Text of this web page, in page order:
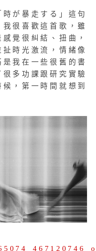
が暴走する」這句
很喜歡這首歌，雖
覺很糾結、扭曲，
時光激流，情緒像
我在一些很舊的書
很多功課跟研究實驗
，第一時間就想到